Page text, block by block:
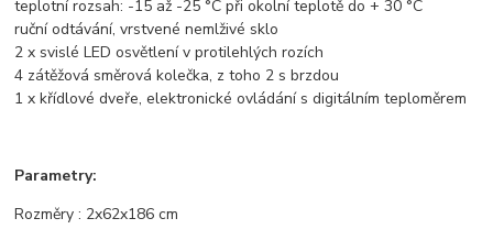
teplotní rozsah: -15 až -25 °C při okolní teplotě do + 30 °C
ruční odtávání, vrstvené nemlživé sklo
2 x svislé LED osvětlení v protilehlých rozích
4 zátěžová směrová kolečka, z toho 2 s brzdou
1 x křídlové dveře, elektronické ovládání s digitálním teploměrem
Parametry:
Rozměry : 2x62x186 cm